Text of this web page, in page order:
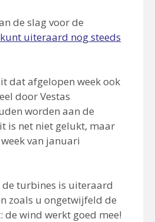
de slag voor de
uiteraard nog steeds
dat afgelopen week ook
door Vestas
worden aan de
is net niet gelukt, maar
van januari
turbines is uiteraard
zoals u ongetwijfeld de
wind werkt goed mee!